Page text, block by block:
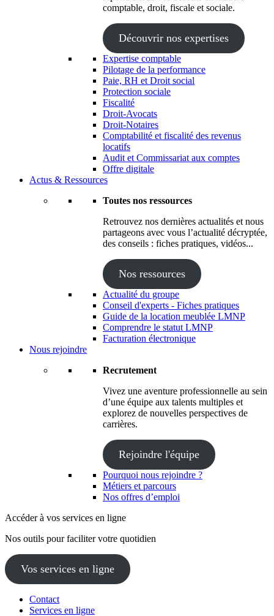
comptable, droit, fiscale et sociale.
Découvrir nos expertises
Expertise comptable
Pilotage de la performance
Paie, RH et Droit social
Protection sociale
Fiscalité
Droit-Avocats
Droit-Notaires
Comptabilité et fiscalité des revenus
locatifs
Audit et Commissariat aux comptes
Offre digitale
Actus & Ressources
Toutes nos ressources
Retrouvez nos dernières actualités et nous
partageons avec vous l’actualité décryptée,
des conseils : fiches pratiques, vidéos...
Nos ressources
Actualité du groupe
Conseil d'experts - Fiches pratiques
Guide de la location meublée LMNP
Comprendre le statut LMNP
Facturation électronique
Nous rejoindre
Recrutement
Vivez une aventure professionnelle au sein
d’une équipe aux talents multiples et
explorez de nouvelles perspectives de
carrières.
Rejoindre l'équipe
Pourquoi nous rejoindre ?
Métiers et parcours
Nos offres d’emploi
Accéder à vos services en ligne
Nos outils pour faciliter votre quotidien
Vos services en ligne
Contact
Services en ligne